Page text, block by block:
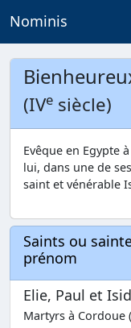
Nominis
(IVe siècle)
Evêque en Egypte
lui, dans une de
saint et vénérable
Saints ou
prénom
Elie, Paul et
Martyrs à Cordoue